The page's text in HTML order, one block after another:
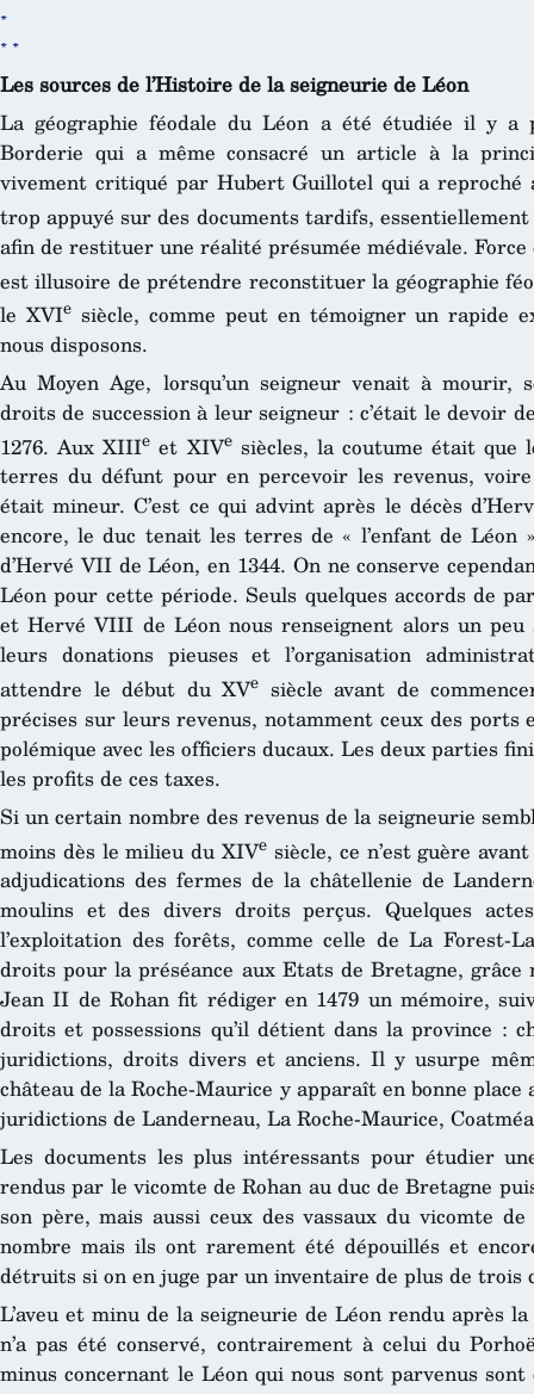
*
* *
Les sources de l’Histoire de la seigneurie de Léon
La géographie féodale du Léon a été étudiée il y a
Borderie qui a même consacré un article à la
vivement critiqué par Hubert Guillotel qui a reproché
trop appuyé sur des documents tardifs,
afin de restituer une réalité présumée médiévale.
est illusoire de prétendre reconstituer la géographie
le XVIesiècle, comme peut en témoigner un rapide
nous disposons.
Au Moyen Age, lorsqu’un seigneur venait à mourir,
droits de succession à leur seigneur : c’était le devoir
1276. Aux XIIIe et XIVesiècles, la coutume était que
terres du défunt pour en percevoir les revenus,
était mineur. C’est ce qui advint après le décès
encore, le duc tenait les terres de « l’enfant de
d’Hervé VII de Léon, en 1344. On ne conserve
Léon pour cette période. Seuls quelques accords de
et Hervé VIII de Léon nous renseignent alors un peu
leurs donations pieuses et l’organisation
attendre le début du XVe siècle avant de
précises sur leurs revenus, notamment ceux des ports
polémique avec les officiers ducaux. Les deux parties
les profits de ces taxes.
Si un certain nombre des revenus de la seigneurie
moins dès le milieu du XIVe siècle, ce n’est guère
adjudications des fermes de la châtellenie de
moulins et des divers droits perçus. Quelques
l’exploitation des forêts, comme celle de La Forest-
droits pour la préséance aux Etats de Bretagne,
Jean II de Rohan fit rédiger en 1479 un mémoire,
droits et possessions qu’il détient dans la province :
juridictions, droits divers et anciens. Il y usurpe
château de la Roche-Maurice y apparaît en bonne
juridictions de Landerneau, La Roche-Maurice,
Les documents les plus intéressants pour étudier
rendus par le vicomte de Rohan au duc de Bretagne
son père, mais aussi ceux des vassaux du vicomte
nombre mais ils ont rarement été dépouillés et
détruits si on en juge par un inventaire de plus de trois
L’aveu et minu de la seigneurie de Léon rendu après
n’a pas été conservé, contrairement à celui du
minus concernant le Léon qui nous sont parvenus